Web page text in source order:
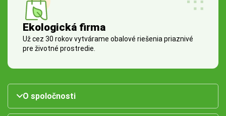
Ekologická firma
Už cez 30 rokov vytvárame obalové riešenia priaznivé
pre životné prostredie.
O spoločnosti